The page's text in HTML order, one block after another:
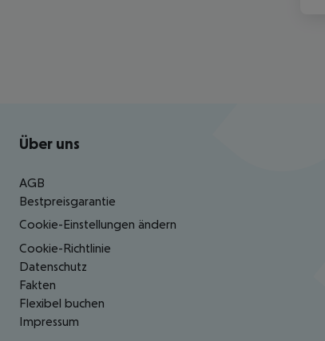
Footer navigation
Über uns
AGB
Bestpreisgarantie
Cookie-Einstellungen ändern
Cookie-Richtlinie
Datenschutz
Fakten
Flexibel buchen
Impressum